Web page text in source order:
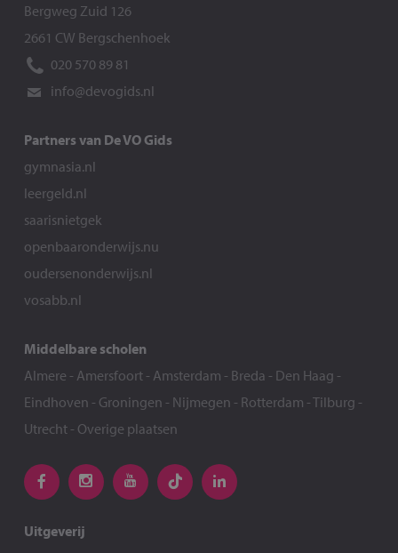
Bergweg Zuid 126
2661 CW Bergschenhoek
020 570 89 81
info@devogids.nl
Partners van De VO Gids
gymnasia.nl
leergeld.nl
saarisnietgek
openbaaronderwijs.nu
oudersenonderwijs.nl
vosabb.nl
Middelbare scholen
Almere - Amersfoort- Amsterdam - Breda - Den Haag -
Eindhoven - Groningen - Nijmegen - Rotterdam -Tilburg -
Utrecht- Overige plaatsen
Uitgeverij